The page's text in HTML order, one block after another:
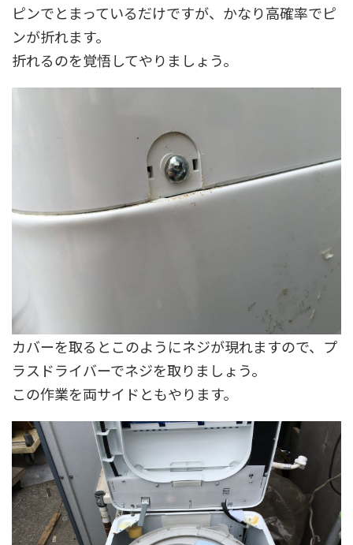
ピンでとまっているだけですが、かなり高確率でピ
ンが折れます。
折れるのを覚悟してやりましょう。
カバーを取るとこのようにネジが現れますので、プ
ラスドライバーでネジを取りましょう。
この作業を両サイドともやります。